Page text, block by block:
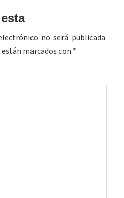
no será publicada.
marcados con *